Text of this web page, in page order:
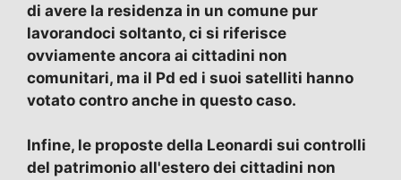
di avere la residenza in un comune pur
lavorandoci soltanto, ci si riferisce
ovviamente ancora ai cittadini non
comunitari, ma il Pd ed i suoi satelliti hanno
votato contro anche in questo caso.
Infine, le proposte della Leonardi sui controlli
del patrimonio all'estero dei cittadini non